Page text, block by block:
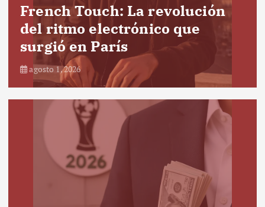
French Touch: La revolución
del ritmo electrónico que
surgió en París
agosto 1, 2026